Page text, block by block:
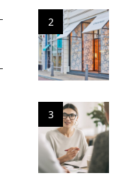
2
3